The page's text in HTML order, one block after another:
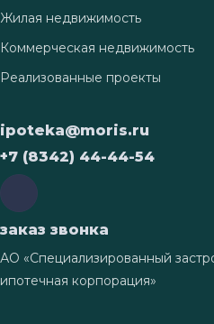
Жилая недвижимость
Коммерческая недвижимость
Реализованные проекты
ipoteka@moris.ru
+7 (8342) 44-44-54
заказ звонка
АО «Специализированный
ипотечная корпорация»